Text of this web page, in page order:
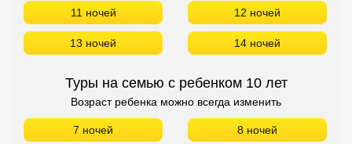
11 ночей 12 ночей
13 ночей 14 ночей
Туры на семью с ребенком 10 лет
Возраст ребенка можно всегда изменить
7 ночей 8 ночей